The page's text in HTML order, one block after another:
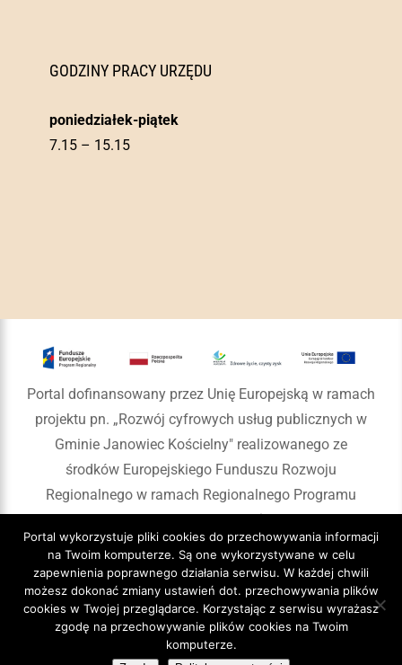
GODZINY PRACY URZĘDU
poniedziałek-piątek
7.15 – 15.15
Portal dofinansowany przez Unię Europejską w ramach
projektu pn. „Rozwój cyfrowych usług publicznych w
Gminie Janowiec Kościelny" realizowanego ze
środków Europejskiego Funduszu Rozwoju
Regionalnego w ramach Regionalnego Programu
Operacyjnego Województwa Warmińsko-Mazurskiego
na lata 2014-2020
Copyright 2020 Gmina Janowiec Kościelny
Portal wykorzystuje pliki cookies do przechowywania informacji
na Twoim komputerze. Są one wykorzystywane w celu
zapewnienia poprawnego działania serwisu. W każdej chwili
możesz dokonać zmiany ustawień dot. przechowywania plików
cookies w Twojej przeglądarce. Korzystając z serwisu wyrażasz
zgodę na przechowywanie plików cookies na Twoim
komputerze.